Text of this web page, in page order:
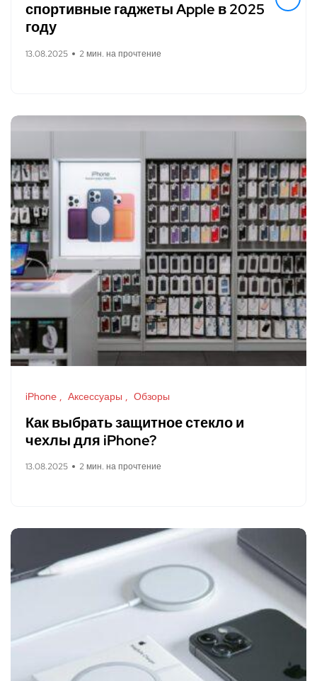
спортивные гаджеты Apple в 2025
году
13.08.2025 2 мин. на прочтение
iPhone Аксессуары Обзоры
Как выбрать защитное стекло и
чехлы для iPhone?
13.08.2025 2 мин. на прочтение